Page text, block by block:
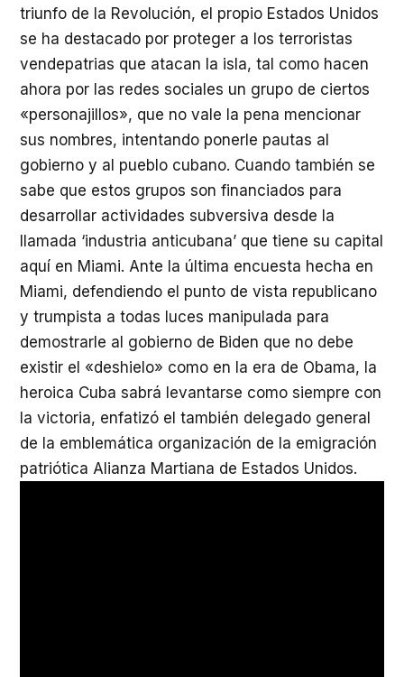
triunfo de la Revolución, el propio Estados Unidos
se ha destacado por proteger a los terroristas
vendepatrias que atacan la isla, tal como hacen
ahora por las redes sociales un grupo de ciertos
«personajillos», que no vale la pena mencionar
sus nombres, intentando ponerle pautas al
gobierno y al pueblo cubano. Cuando también se
sabe que estos grupos son financiados para
desarrollar actividades subversiva desde la
llamada ‘industria anticubana’ que tiene su capital
aquí en Miami. Ante la última encuesta hecha en
Miami, defendiendo el punto de vista republicano
y trumpista a todas luces manipulada para
demostrarle al gobierno de Biden que no debe
existir el «deshielo» como en la era de Obama, la
heroica Cuba sabrá levantarse como siempre con
la victoria, enfatizó el también delegado general
de la emblemática organización de la emigración
patriótica Alianza Martiana de Estados Unidos.